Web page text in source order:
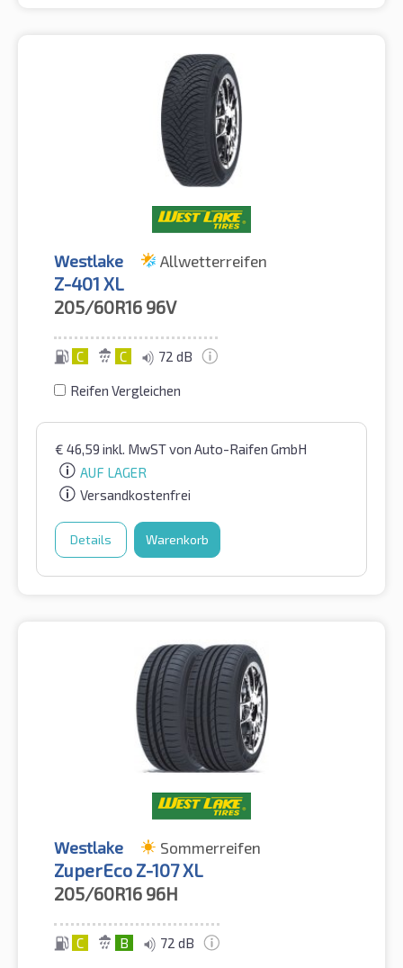
Westlake Allwetterreifen
Z-401 XL
205/60R16 96V
C C 72 dB
Reifen Vergleichen
€ 46,59 inkl. MwSTvon Auto-Raifen GmbH
AUF LAGER
Versandkostenfrei
Details Warenkorb
Westlake Sommerreifen
ZuperEco Z-107 XL
205/60R16 96H
C B 72 dB